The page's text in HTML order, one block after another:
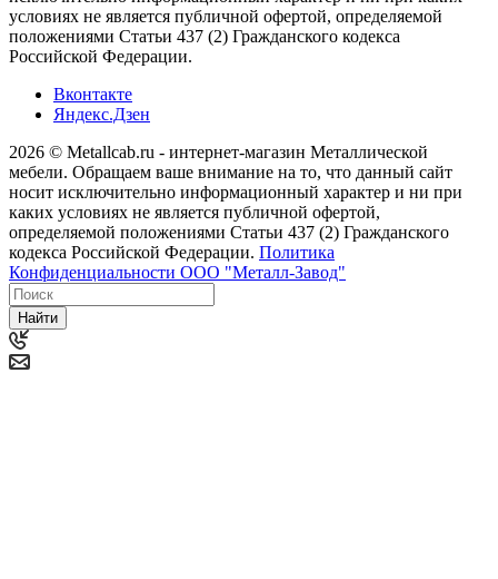
условиях не является публичной офертой, определяемой
положениями Статьи 437 (2) Гражданского кодекса
Российской Федерации.
Вконтакте
Яндекс.Дзен
2026 © Metallcab.ru - интернет-магазин Металлической
мебели. Обращаем ваше внимание на то, что данный сайт
носит исключительно информационный характер и ни при
каких условиях не является публичной офертой,
определяемой положениями Статьи 437 (2) Гражданского
кодекса Российской Федерации. Политика
Конфиденциальности ООО "Металл-Завод"
Найти